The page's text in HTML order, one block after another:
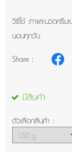
วิธีใช้ :ทาและนวดครี
นอนทุกวัน
Share :
มีสินค้า
ตัวเลือกสินค้า :